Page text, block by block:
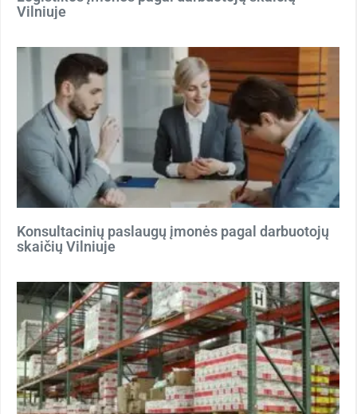
Vilniuje
Konsultacinių paslaugų įmonės pagal darbuotojų
skaičių Vilniuje